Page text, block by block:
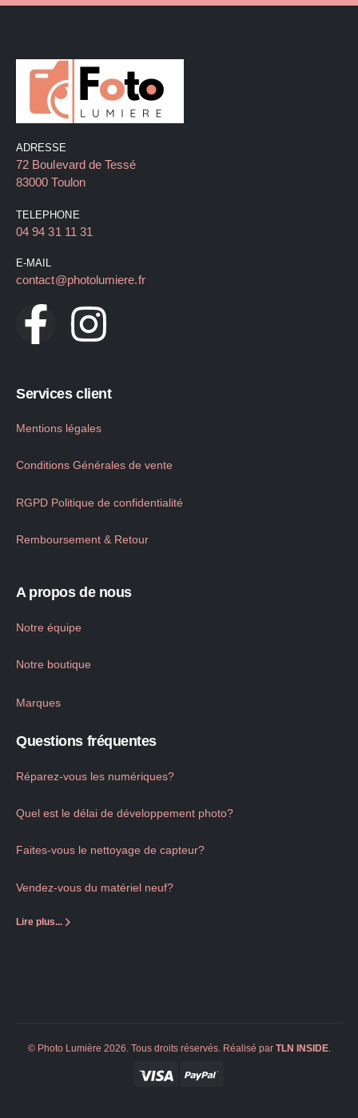
ADRESSE
72 Boulevard de Tessé
83000 Toulon
TELEPHONE
04 94 31 11 31
E-MAIL
contact@photolumiere.fr
Services client
Mentions légales
Conditions Générales de vente
RGPD Politique de confidentialité
Remboursement & Retour
A propos de nous
Notre équipe
Notre boutique
Marques
Questions fréquentes
Réparez-vous les numériques?
Quel est le délai de développement photo?
Faites-vous le nettoyage de capteur?
Vendez-vous du matériel neuf?
Lire plus...
© Photo Lumière 2026. Tous droits réservés. Réalisé par TLN INSIDE.